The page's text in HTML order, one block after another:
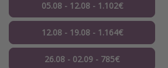
05.08 - 12.08 - 1.102€
12.08 - 19.08 - 1.164€
26.08 - 02.09 - 785€